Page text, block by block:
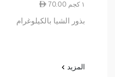
70.00 ١ كجم
بذور الشيا بالكيلوغرام
المزيد